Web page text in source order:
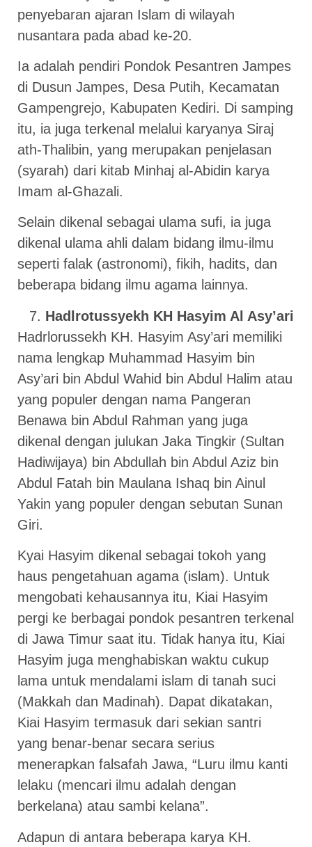
penyebaran ajaran Islam di wilayah
nusantara pada abad ke-20.
Ia adalah pendiri Pondok Pesantren Jampes
di Dusun Jampes, Desa Putih, Kecamatan
Gampengrejo, Kabupaten Kediri. Di samping
itu, ia juga terkenal melalui karyanya Siraj
ath-Thalibin, yang merupakan penjelasan
(syarah) dari kitab Minhaj al-Abidin karya
Imam al-Ghazali.
Selain dikenal sebagai ulama sufi, ia juga
dikenal ulama ahli dalam bidang ilmu-ilmu
seperti falak (astronomi), fikih, hadits, dan
beberapa bidang ilmu agama lainnya.
Hadlrotussyekh KH Hasyim Al Asy’ari
Hadrlorussekh KH. Hasyim Asy’ari memiliki
nama lengkap Muhammad Hasyim bin
Asy’ari bin Abdul Wahid bin Abdul Halim atau
yang populer dengan nama Pangeran
Benawa bin Abdul Rahman yang juga
dikenal dengan julukan Jaka Tingkir (Sultan
Hadiwijaya) bin Abdullah bin Abdul Aziz bin
Abdul Fatah bin Maulana Ishaq bin Ainul
Yakin yang populer dengan sebutan Sunan
Giri.
Kyai Hasyim dikenal sebagai tokoh yang
haus pengetahuan agama (islam). Untuk
mengobati kehausannya itu, Kiai Hasyim
pergi ke berbagai pondok pesantren terkenal
di Jawa Timur saat itu. Tidak hanya itu, Kiai
Hasyim juga menghabiskan waktu cukup
lama untuk mendalami islam di tanah suci
(Makkah dan Madinah). Dapat dikatakan,
Kiai Hasyim termasuk dari sekian santri
yang benar-benar secara serius
menerapkan falsafah Jawa, “Luru ilmu kanti
lelaku (mencari ilmu adalah dengan
berkelana) atau sambi kelana”.
Adapun di antara beberapa karya KH.